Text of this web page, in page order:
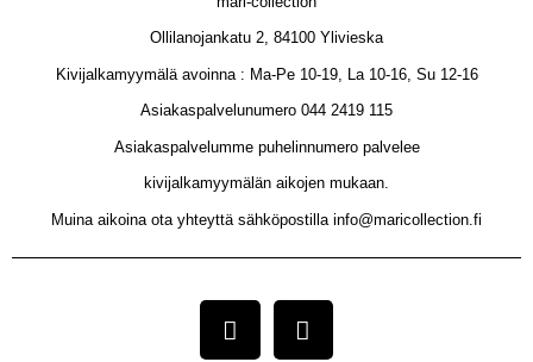
Ollilanojankatu 2, 84100 Ylivieska
Kivijalkamyymälä avoinna : Ma-Pe 10-19, La 10-16, Su 12-16
Asiakaspalvelunumero 044 2419 115
Asiakaspalvelumme puhelinnumero palvelee
kivijalkamyymälän aikojen mukaan.
Muina aikoina ota yhteyttä sähköpostilla info@maricollection.fi